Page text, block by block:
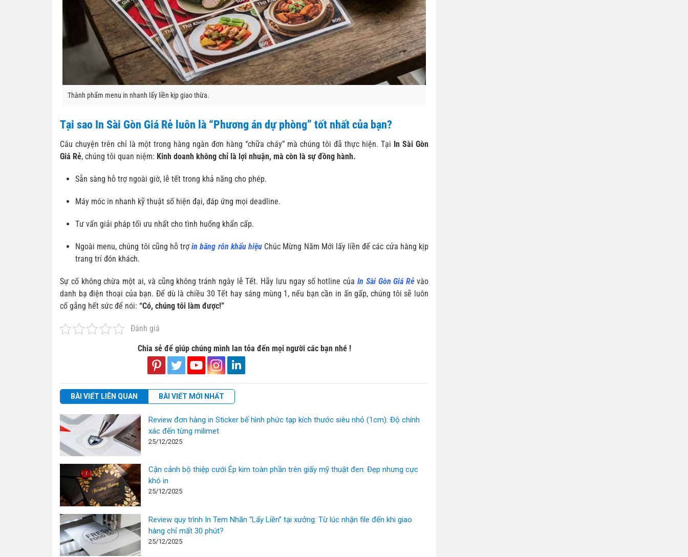
Thành phẩm menu in nhanh lấy liền kịp giao thừa.
Tại sao In Sài Gòn Giá Rẻ luôn là “Phương án dự phòng” tốt nhất của bạn?
Câu chuyện trên chỉ là một trong hàng ngàn đơn hàng “chữa cháy” mà chúng tôi đã thực hiện. Tại In Sài Gòn
Giá Rẻ, chúng tôi quan niệm: Kinh doanh không chỉ là lợi nhuận, mà còn là sự đồng hành.
Sẵn sàng hỗ trợ ngoài giờ, lễ tết trong khả năng cho phép.
Máy móc in nhanh kỹ thuật số hiện đại, đáp ứng mọi deadline.
Tư vấn giải pháp tối ưu nhất cho tình huống khẩn cấp.
Ngoài menu, chúng tôi cũng hỗ trợin băng rôn khẩu hiệu Chúc Mừng Năm Mới lấy liền để các cửa hàng kịp
trang trí đón khách.
Sự cố không chừa một ai, và cũng không tránh ngày lễ Tết. Hãy lưu ngay số hotline củaIn Sài Gòn Giá Rẻ vào
danh bạ điện thoại của bạn. Để dù là chiều 30 Tết hay sáng mùng 1, nếu bạn cần in ấn gấp, chúng tôi sẽ luôn
cố gắng hết sức để nói: “Có, chúng tôi làm được!”
Đánh giá
Chia sẻ để giúp chúng mình lan tỏa đến mọi người các bạn nhé !
BÀI VIẾT LIÊN QUAN BÀI VIẾT MỚI NHẤT
Review đơn hàng in Sticker bế hình phức tạp kích thước siêu nhỏ (1cm): Độ chính
xác đến từng milimet
25/12/2025
Cận cảnh bộ thiệp cưới Ép kim toàn phần trên giấy mỹ thuật đen: Đẹp nhưng cực
khó in
25/12/2025
Review quy trình In Tem Nhãn “Lấy Liền” tại xưởng: Từ lúc nhận file đến khi giao
hàng chỉ mất 30 phút?
25/12/2025